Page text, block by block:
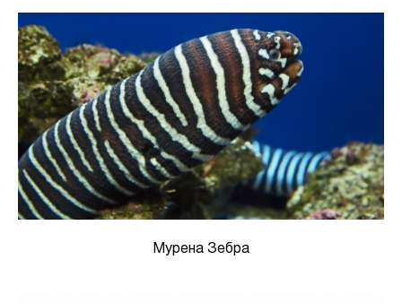
Мурена Зебра